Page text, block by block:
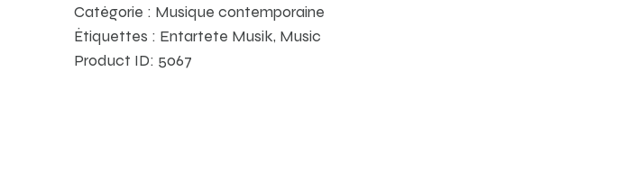
Catégorie : Musique contemporaine
Étiquettes : Entartete Musik, Music
Product ID: 5067